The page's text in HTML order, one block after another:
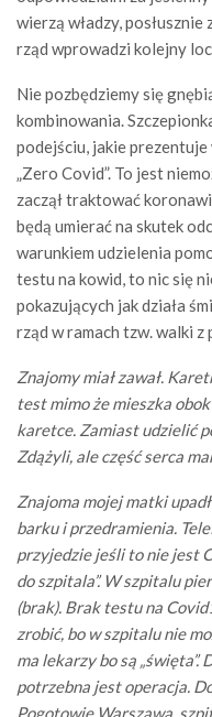
wierzą władzy, posłusznie
rząd wprowadzi kolejny
Nie pozbędziemy się
kombinowania.
podejściu, jakie prezentuje
„Zero Covid”. To jest
zaczął traktować
będą umierać na skutek
warunkiem udzielenia
testu na kowid, to nic się
pokazujących jak działa
rząd w ramach tzw. walki z
Znajomy miał zawał.
test mimo że mieszka
karetce. Zamiast udzielić
Zdążyli, ale część serca
Znajoma mojej matki
barku i przedramienia.
przyjedzie jeśli to nie jest
do szpitala”. W szpitalu
(brak). Brak testu na
zrobić, bo w szpitalu nie
ma lekarzy bo są
potrzebna jest operacja.
Pogotowie Warszawa,